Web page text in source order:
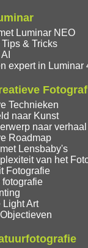
Luminar NEO
& Tricks
expert in Luminar
Technieken
naar Kunst
naar verhaal
Roadmap
Lensbaby's
van het
Fotografie
Light Art